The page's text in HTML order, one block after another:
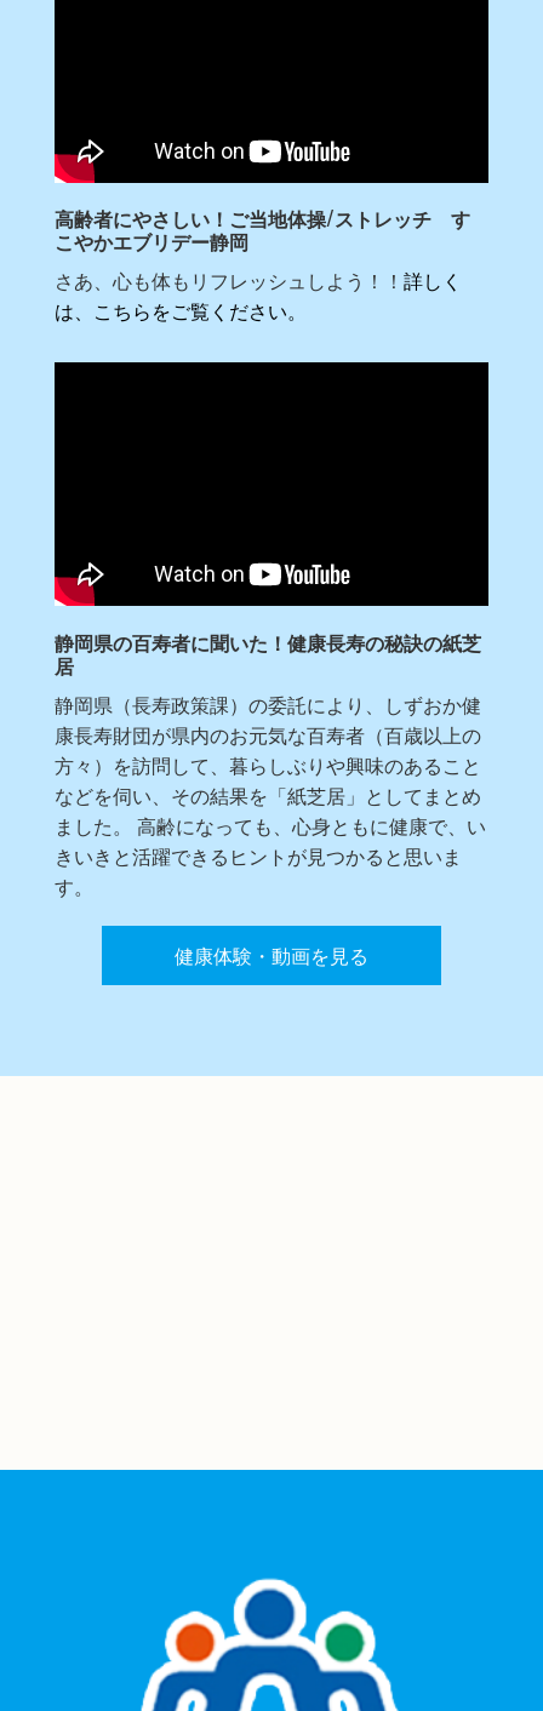
高齢者にやさしい！ご当地体操/ストレッチ す
こやかエブリデー静岡
さあ、心も体もリフレッシュしよう！！ 詳しく
は、こちらをご覧ください。
静岡県の百寿者に聞いた！健康長寿の秘訣の紙芝
居
静岡県（長寿政策課）の委託により、しずおか健
康長寿財団が県内のお元気な百寿者（百歳以上の
方々）を訪問して、暮らしぶりや興味のあること
などを伺い、その結果を「紙芝居」としてまとめ
ました。 高齢になっても、心身ともに健康で、い
きいきと活躍できるヒントが見つかると思いま
す。
健康体験・動画を見る